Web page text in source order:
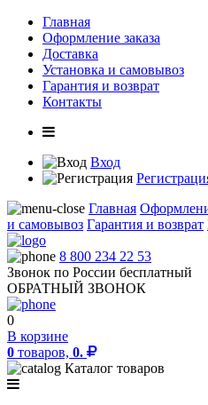
Главная
Оформление заказа
Доставка
Установка и самовывоз
Гарантия и возврат
Контакты
Вход
Главная
и самовывоз Гарантия и возврат
8 800 234 22 53
Звонок по России бесплатный
ОБРАТНЫЙ ЗВОНОК
0
В корзине
0 товаров, 0.
Каталог товаров